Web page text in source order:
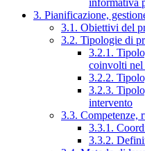
informativa
3. Pianificazione,
3.1. Obiettivi del
3.2. Tipologie di
3.2.1.
coinvolti nel
3.2.2.
3.2.3.
intervento
3.3. Competenze,
3.3.1.
3.3.2.